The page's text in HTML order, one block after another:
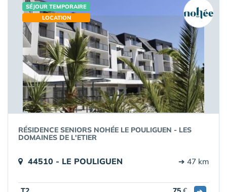
SÉJOUR TEMPORAIRE
LOCATION
RÉSIDENCE SENIORS NOHÉE LE POULIGUEN - LES
DOMAINES DE L'ETIER
44510 - LE POULIGUEN ➔ 47 km